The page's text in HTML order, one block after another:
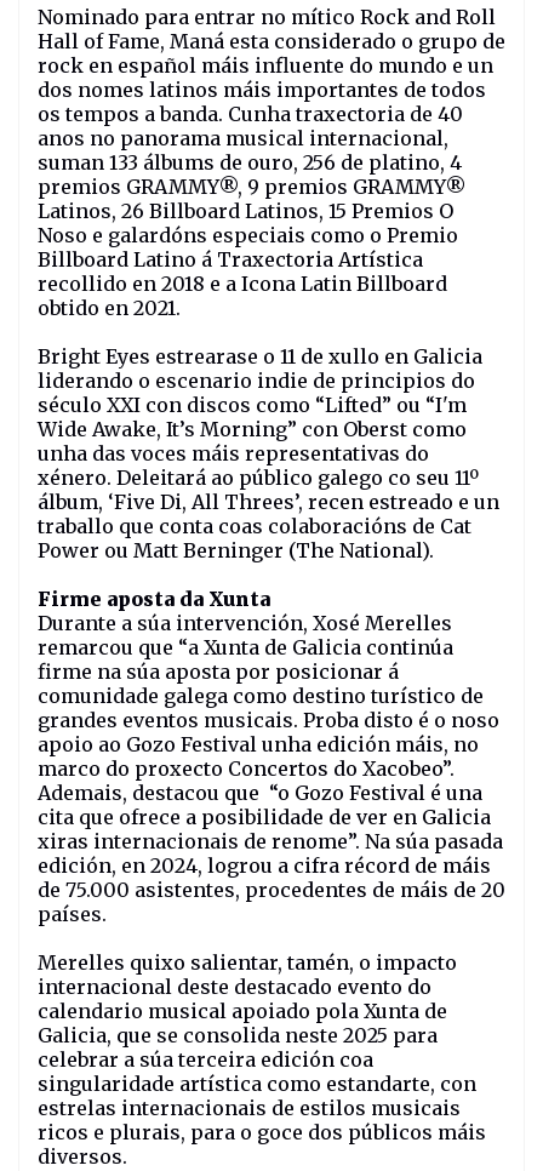
Nominado para entrar no mítico Rock and Roll
Hall of Fame, Maná esta considerado o grupo de
rock en español máis influente do mundo e un
dos nomes latinos máis importantes de todos
os tempos a banda. Cunha traxectoria de 40
anos no panorama musical internacional,
suman 133 álbums de ouro, 256 de platino, 4
premios GRAMMY®, 9 premios GRAMMY®
Latinos, 26 Billboard Latinos, 15 Premios O
Noso e galardóns especiais como o Premio
Billboard Latino á Traxectoria Artística
recollido en 2018 e a Icona Latin Billboard
obtido en 2021.
Bright Eyes estrearase o 11 de xullo en Galicia
liderando o escenario indie de principios do
século XXI con discos como “Lifted” ou “I'm
Wide Awake, It’s Morning” con Oberst como
unha das voces máis representativas do
xénero. Deleitará ao público galego co seu 11º
álbum, ‘Five Di, All Threes’, recen estreado e un
traballo que conta coas colaboracións de Cat
Power ou Matt Berninger (The National).
Firme aposta da Xunta
Durante a súa intervención, Xosé Merelles
remarcou que “a Xunta de Galicia continúa
firme na súa aposta por posicionar á
comunidade galega como destino turístico de
grandes eventos musicais. Proba disto é o noso
apoio ao Gozo Festival unha edición máis, no
marco do proxecto Concertos do Xacobeo”.
Ademais, destacou que “o Gozo Festival é una
cita que ofrece a posibilidade de ver en Galicia
xiras internacionais de renome”. Na súa pasada
edición, en 2024, logrou a cifra récord de máis
de 75.000 asistentes, procedentes de máis de 20
países.
Merelles quixo salientar, tamén, o impacto
internacional deste destacado evento do
calendario musical apoiado pola Xunta de
Galicia, que se consolida neste 2025 para
celebrar a súa terceira edición coa
singularidade artística como estandarte, con
estrelas internacionais de estilos musicais
ricos e plurais, para o goce dos públicos máis
diversos.